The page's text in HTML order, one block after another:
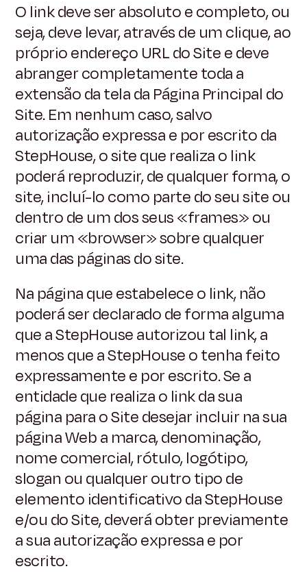
O link deve ser absoluto e completo, ou
seja, deve levar, através de um clique, ao
próprio endereço URL do Site e deve
abranger completamente toda a
extensão da tela da Página Principal do
Site. Em nenhum caso, salvo
autorização expressa e por escrito da
StepHouse, o site que realiza o link
poderá reproduzir, de qualquer forma, o
site, incluí-lo como parte do seu site ou
dentro de um dos seus «frames» ou
criar um «browser» sobre qualquer
uma das páginas do site.
Na página que estabelece o link, não
poderá ser declarado de forma alguma
que a StepHouse autorizou tal link, a
menos que a StepHouse o tenha feito
expressamente e por escrito. Se a
entidade que realiza o link da sua
página para o Site desejar incluir na sua
página Web a marca, denominação,
nome comercial, rótulo, logótipo,
slogan ou qualquer outro tipo de
elemento identificativo da StepHouse
e/ou do Site, deverá obter previamente
a sua autorização expressa e por
escrito.